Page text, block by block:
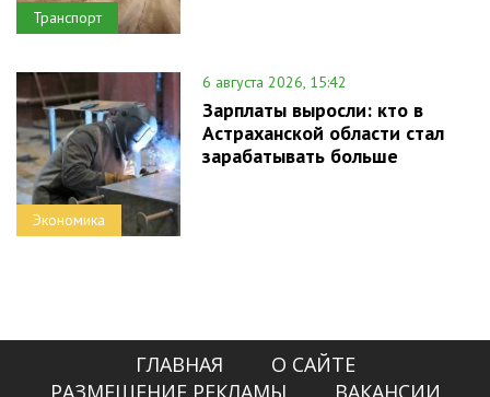
Транспорт
Экономика
6 августа 2026, 15:42
Зарплаты выросли: кто в
Астраханской области стал
зарабатывать больше
ГЛАВНАЯ
О САЙТЕ